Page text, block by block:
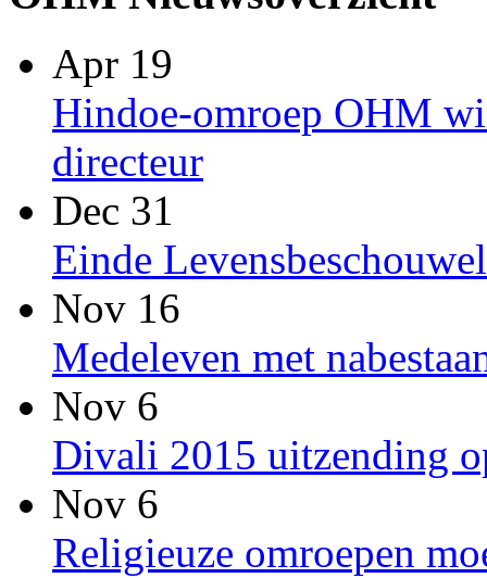
Apr 19
Hindoe-omroep OHM
directeur
Dec 31
Einde
Nov 16
Medeleven met
Nov 6
Divali 2015 uitzending
Nov 6
Religieuze omroepen